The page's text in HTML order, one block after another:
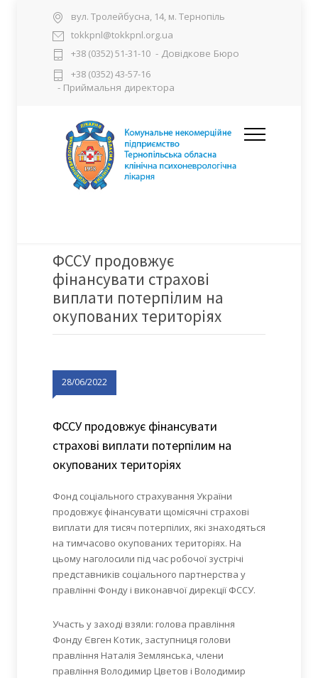
вул. Тролейбусна, 14, м. Тернопіль
tokkpnl@tokkpnl.org.ua
+38 (0352) 51-31-10 - Довідкове Бюро
+38 (0352) 43-57-16
- Приймальня директора
ФССУ продовжує
фінансувати страхові
виплати потерпілим на
окупованих територіях
28/06/2022
ФССУ продовжує фінансувати
страхові виплати потерпілим на
окупованих територіях
Фонд соціального страхування України
продовжує фінансувати щомісячні страхові
виплати для тисяч потерпілих, які знаходяться
на тимчасово окупованих територіях. На
цьому наголосили під час робочої зустрічі
представників соціального партнерства у
правлінні Фонду і виконавчої дирекції ФССУ.
Участь у заході взяли: голова правління
Фонду Євген Котик, заступниця голови
правління Наталія Землянська, члени
правління Володимир Цветов і Володимир